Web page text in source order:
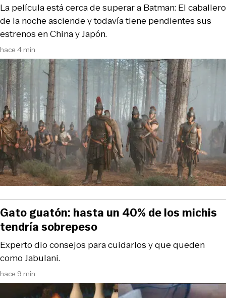
hace 4 min
La película está cerca de superar a Batman: El caballero
de la noche asciende y todavía tiene pendientes sus
estrenos en China y Japón.
hace 9 min
Experto dio consejos para cuidarlos y que queden
como Jabulani.
Gato guatón: hasta un 40% de los michis
tendría sobrepeso